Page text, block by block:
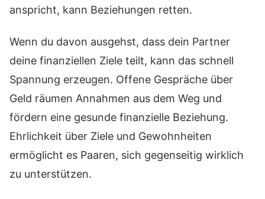
anspricht, kann Beziehungen retten.
Wenn du davon ausgehst, dass dein Partner
deine finanziellen Ziele teilt, kann das schnell
Spannung erzeugen. Offene Gespräche über
Geld räumen Annahmen aus dem Weg und
fördern eine gesunde finanzielle Beziehung.
Ehrlichkeit über Ziele und Gewohnheiten
ermöglicht es Paaren, sich gegenseitig wirklich
zu unterstützen.